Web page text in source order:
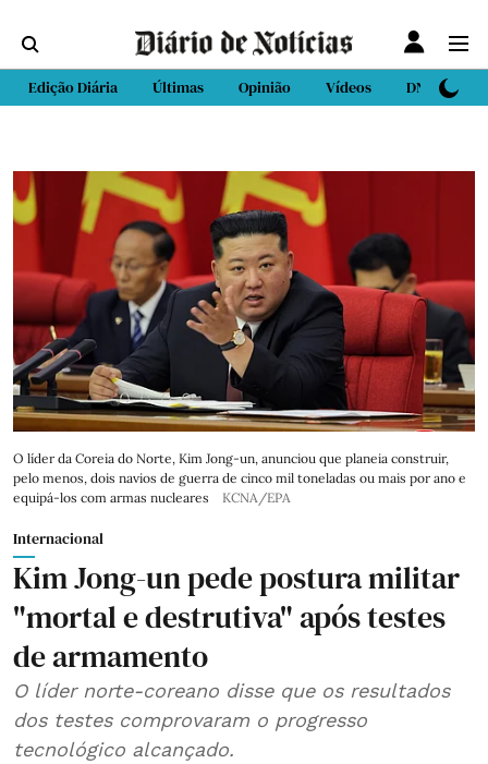
Edição Diária Últimas Opinião Vídeos DN Sport
O líder da Coreia do Norte, Kim Jong-un, anunciou que planeia construir,
pelo menos, dois navios de guerra de cinco mil toneladas ou mais por ano e
equipá-los com armas nucleares
KCNA/EPA
Internacional
Kim Jong-un pede postura militar
"mortal e destrutiva" após testes
de armamento
O líder norte-coreano disse que os resultados
dos testes comprovaram o progresso
tecnológico alcançado.